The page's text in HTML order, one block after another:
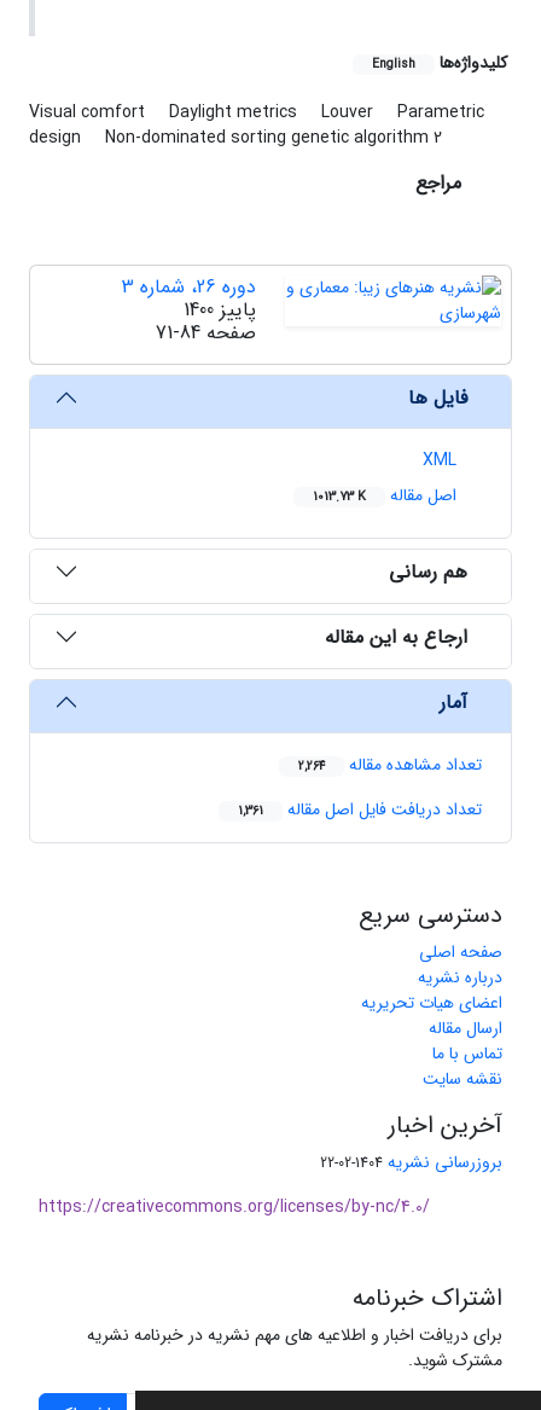
کلیدواژه‌ها English
Visual comfort Daylight metrics Louver
Parametric
design
Non-dominated sorting genetic algorithm 2
مراجع
دوره 26، شماره 3
پاییز 1400
صفحه 71-84
فایل ها
XML
اصل مقاله
1013.73 K
هم رسانی
ارجاع به این مقاله
آمار
تعداد مشاهده مقاله 2,264
تعداد دریافت فایل اصل مقاله 1,361
دسترسی سریع
صفحه اصلی
درباره نشریه
اعضای هیات تحریریه
ارسال مقاله
تماس با ما
نقشه سایت
آخرین اخبار
بروزرسانی نشریه 1404-02-22
https://creativecommons.org/licenses/by-nc/4.0/
اشتراک خبرنامه
برای دریافت اخبار و اطلاعیه های مهم نشریه در خبرنامه نشریه
مشترک شوید.